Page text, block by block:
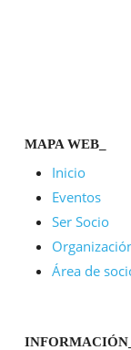
MAPA WEB_
Inicio
Eventos
Ser Socio
Área de
INFORMACIÓN_